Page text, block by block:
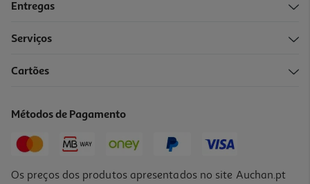
Entregas
Serviços
Cartões
Métodos de Pagamento
Os preços dos produtos apresentados no site Auchan.pt